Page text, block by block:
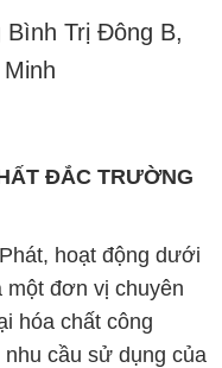
Trị Đông B,
ĐẮC TRƯỜNG
hoạt động dưới
một đơn vị chuyên
hóa chất công
cầu sử dụng của